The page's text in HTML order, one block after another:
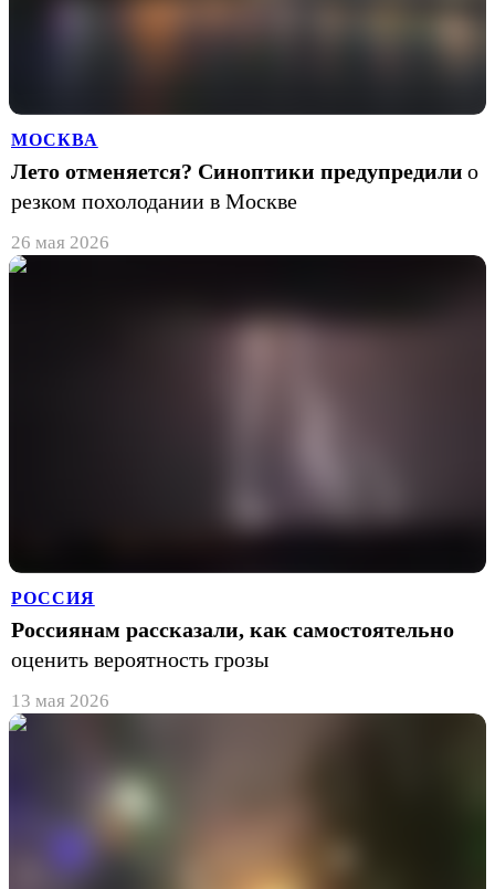
МОСКВА
Лето отменяется? Синоптики предупредили о
резком похолодании в Москве
26 мая 2026
РОССИЯ
Россиянам рассказали, как самостоятельно
оценить вероятность грозы
13 мая 2026